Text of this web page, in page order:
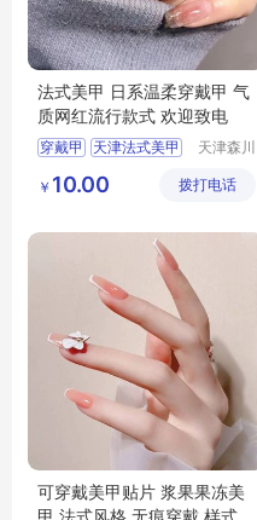
法式美甲 日系温柔穿戴甲 气
质网红流行款式 欢迎致电
穿戴甲
天津法式美甲
美甲贴片厂家
天津森川
限公司
￥ 10.00 拨打电话
可穿戴美甲贴片 浆果果冻美
甲 法式风格 无痕穿戴 样式齐